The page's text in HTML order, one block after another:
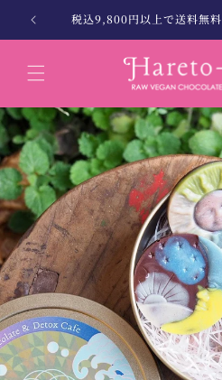
コンテン
ツに進む
税込9,800円以上で送料無料